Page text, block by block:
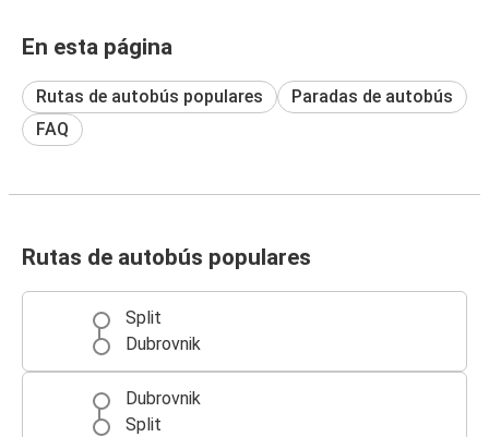
En esta página
Rutas de autobús populares
Paradas de autobús
FAQ
Rutas de autobús populares
Split
Dubrovnik
Dubrovnik
Split